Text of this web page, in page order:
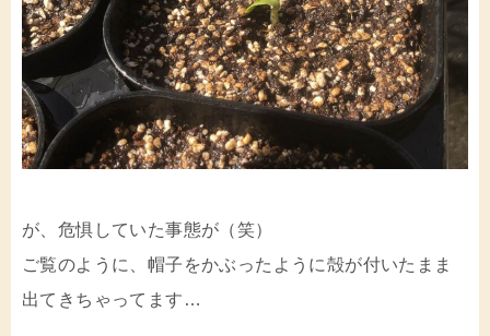
が、危惧していた事態が（笑）
ご覧のように、帽子をかぶったように殻が付いたまま
出てきちゃってます…